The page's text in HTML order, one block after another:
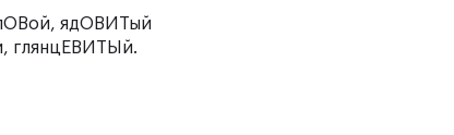
ядОВИТый
глянцЕВИТЫй.